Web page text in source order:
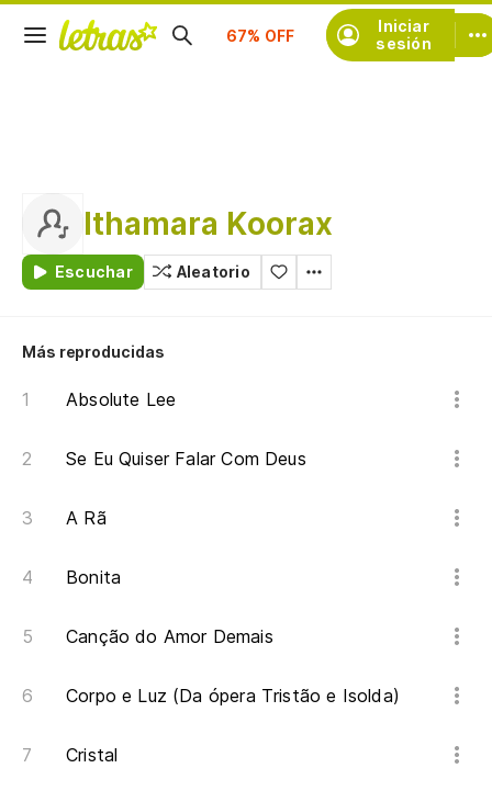
Iniciar
sesión
Suscríbete
Ithamara Koorax
Escuchar Aleatorio
Más reproducidas
Absolute Lee
Se Eu Quiser Falar Com Deus
A Rã
Bonita
Canção do Amor Demais
Corpo e Luz (Da ópera Tristão e Isolda)
Cristal